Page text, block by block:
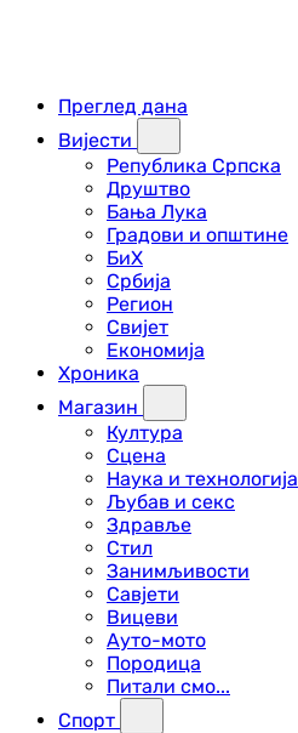
Преглед дана
Вијести
Република Српска
Друштво
Бања Лука
Градови и општине
БиХ
Србија
Регион
Свијет
Економија
Хроника
Магазин
Култура
Сцена
Наука и технологија
Љубав и секс
Здравље
Стил
Занимљивости
Савјети
Вицеви
Ауто-мото
Породица
Питали смо...
Спорт